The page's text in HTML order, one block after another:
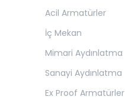
Acil Armatürler
İç Mekan
Mimari Aydınlatma
Sanayi Aydınlatma
Ex Proof Armatürler